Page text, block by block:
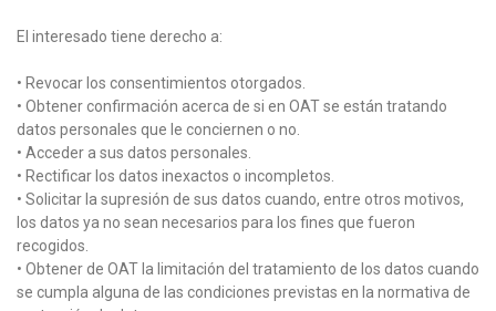
El interesado tiene derecho a:
• Revocar los consentimientos otorgados.
• Obtener confirmación acerca de si en OAT se están tratando
datos personales que le conciernen o no.
• Acceder a sus datos personales.
• Rectificar los datos inexactos o incompletos.
• Solicitar la supresión de sus datos cuando, entre otros motivos,
los datos ya no sean necesarios para los fines que fueron
recogidos.
• Obtener de OAT la limitación del tratamiento de los datos cuando
se cumpla alguna de las condiciones previstas en la normativa de